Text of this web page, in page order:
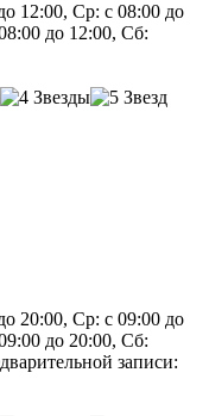
12:00, Ср: с 08:00 до
до 12:00, Сб:
20:00, Ср: с 09:00 до
до 20:00, Сб:
записи: